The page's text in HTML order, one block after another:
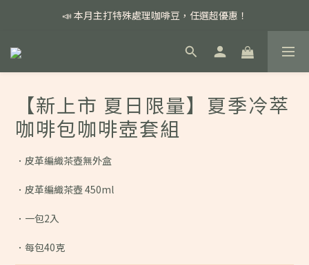
📣 本月主打特殊處理咖啡豆，任選超優惠！
📣 本月主打特殊處理咖啡豆，任選超優惠！
🏅我們堅持新鮮手選豆，用心看得見！
📣 本月主打特殊處理咖啡豆，任選超優惠！
【新上市 夏日限量】夏季冷萃
咖啡包咖啡壺套組
．皮革編織茶壺無外盒
．皮革編織茶壺 450ml
．一包2入
．每包40克